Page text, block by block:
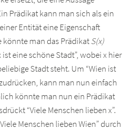
Prädikat kann man sich als ein
Entität eine Eigenschaft
man das PrädikatS(x)
eine schöne Stadt”, wobei x hier
Stadt steht. Um “Wien ist
kann man nun einfach
könnte man nun ein Prädikat
“Viele Menschen lieben x”.
Menschen lieben Wien” durch